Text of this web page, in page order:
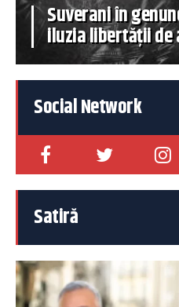
Suverani în
iluzia libertății de
Social Network
Satiră